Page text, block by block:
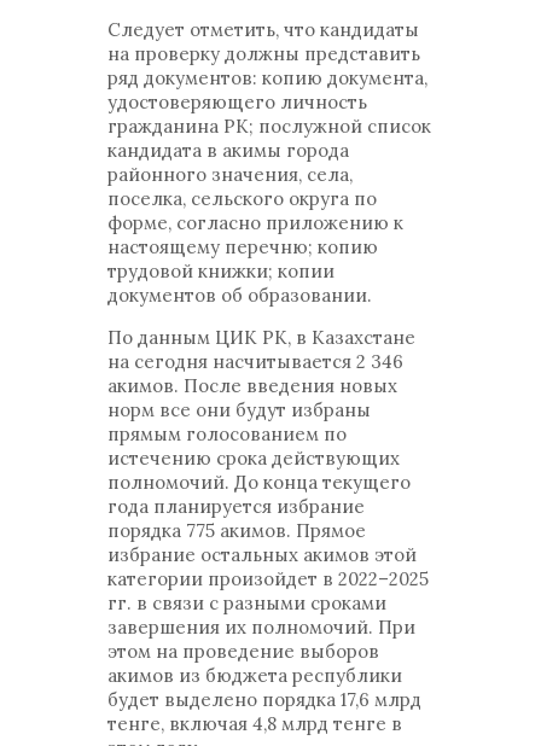
Следует отметить, что кандидаты
на проверку должны представить
ряд документов: копию документа,
удостоверяющего личность
гражданина РК; послужной список
кандидата в акимы города
районного значения, села,
поселка, сельского округа по
форме, согласно приложению к
настоящему перечню; копию
трудовой книжки; копии
документов об образовании.
По данным ЦИК РК, в Казахстане
на сегодня насчитывается 2 346
акимов. После введения новых
норм все они будут избраны
прямым голосованием по
истечению срока действующих
полномочий. До конца текущего
года планируется избрание
порядка 775 акимов. Прямое
избрание остальных акимов этой
категории произойдет в 2022–2025
гг. в связи с разными сроками
завершения их полномочий. При
этом на проведение выборов
акимов из бюджета республики
будет выделено порядка 17,6 млрд
тенге, включая 4,8 млрд тенге в